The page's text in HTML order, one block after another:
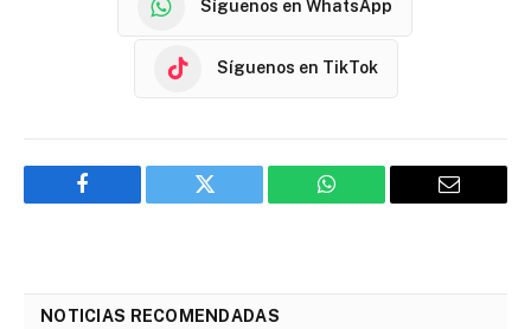
Síguenos en WhatsApp
Síguenos en TikTok
Facebook Twitter WhatsApp Email
NOTICIAS RECOMENDADAS